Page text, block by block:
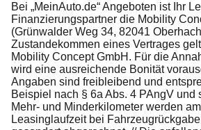
Bei „MeinAuto.de“ Angeboten ist Ihr
Finanzierungspartner die Mobility
(Grünwalder Weg 34, 82041
Zustandekommen eines Vertrages
Mobility Concept GmbH. Für die
wird eine ausreichende Bonität
Angaben sind freibleibend und
Beispiel nach § 6a Abs. 4 PAngV und
Mehr- und Minderkilometer werden
Leasinglaufzeit bei